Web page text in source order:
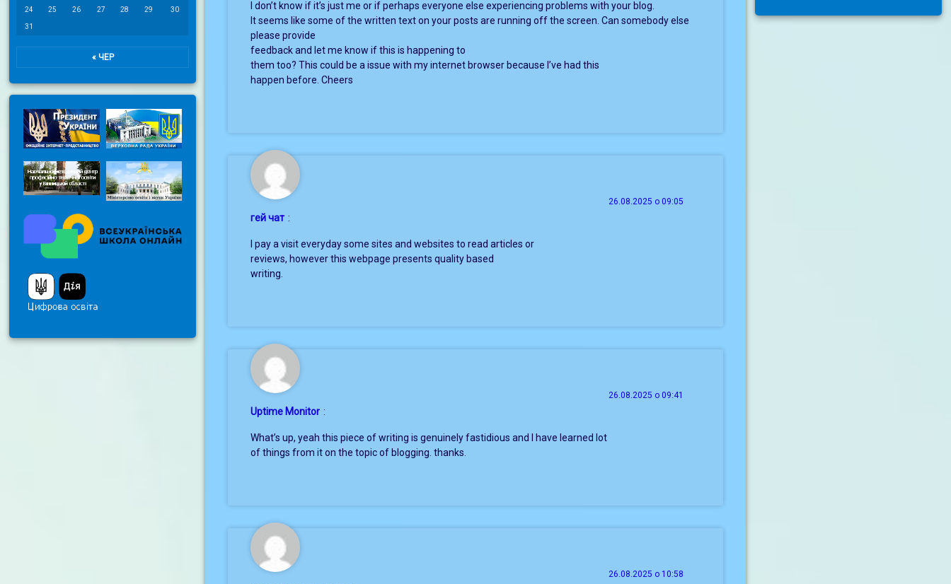
Прозорість та інформаційна відкритість
I don’t know if it’s just me or if perhaps everyone else experiencing problems with your blog.
It seems like some of the written text on your posts are running off the screen. Can somebody else
please provide
feedback and let me know if this is happening to
them too? This could be a issue with my internet browser because I’ve had this
happen before. Cheers
гей чат :
26.08.2025 о 09:05
I pay a visit everyday some sites and websites to read articles or
reviews, however this webpage presents quality based
writing.
Uptime Monitor :
26.08.2025 о 09:41
What’s up, yeah this piece of writing is genuinely fastidious and I have learned lot
of things from it on the topic of blogging. thanks.
26.08.2025 о 10:58
24 25 26 27 28 29 30
31
« ЧЕР